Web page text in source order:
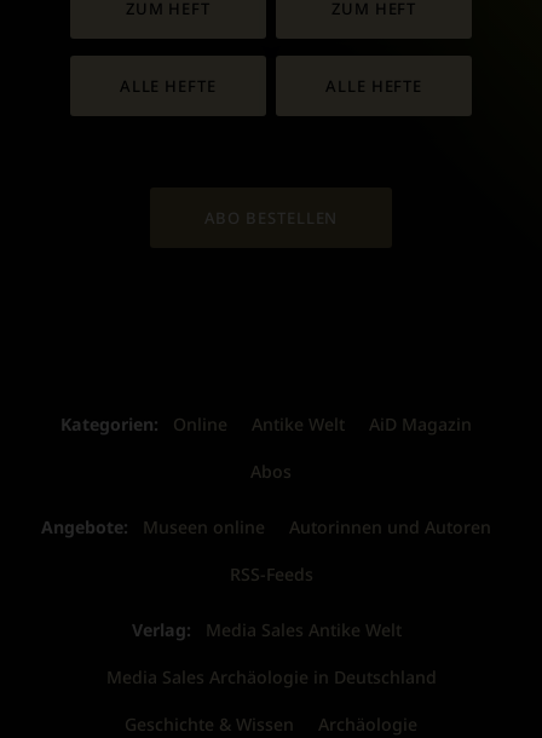
ZUM HEFT
ALLE HEFTE
ZUM HEFT
ALLE HEFTE
ABO BESTELLEN
Kategorien: Online Antike Welt AiD Magazin
Abos
Angebote: Museen online Autorinnen und Autoren
RSS-Feeds
Verlag: Media Sales Antike Welt
Media Sales Archäologie in Deutschland
Geschichte & Wissen Archäologie